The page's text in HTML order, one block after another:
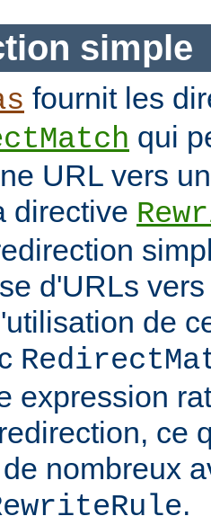
simple
fournit les
qui
URL vers
directive
d'URLs
de
expression
ce
nombreux
.